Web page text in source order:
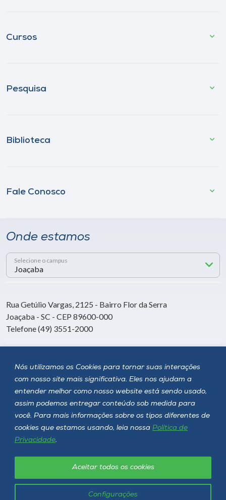
Nós utilizamos os Cookies para tornar suas interações
com nosso site mais significativa. Eles nos ajudam a
entender melhor como nosso website está sendo usado,
assim podemos entregar conteúdo sob medida para
você. Para mais informações sobre os tipos diferentes de
cookies que estamos usando, leia nossa Política de
Privacidade.
Configurações
Aceitar todos os cookies
Cursos
Pesquisa
Biblioteca
Fale Conosco
Onde estamos
Selecione o campus
Rua Getúlio Vargas, 2125 - Bairro Flor da Serra
Joaçaba - SC - CEP 89600-000
Telefone (49) 3551-2000
Siga a Unoesc
Unoesc © 2026 - Todos os direitos reservados
Política de privacidade LGPD